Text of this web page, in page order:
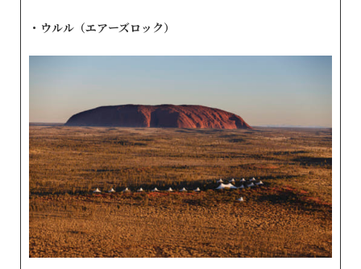
・ウルル（エアーズロック）